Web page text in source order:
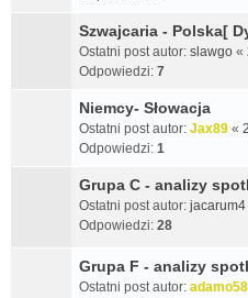
Szwajcaria - Polska[
Ostatni post autor: slawgo «
Odpowiedzi: 7
Niemcy- Słowacja
Ostatni post autor: Jax89 «
Odpowiedzi: 1
Grupa C - analizy
Ostatni post autor: jacarum4
Odpowiedzi: 28
Grupa F - analizy
Ostatni post autor: